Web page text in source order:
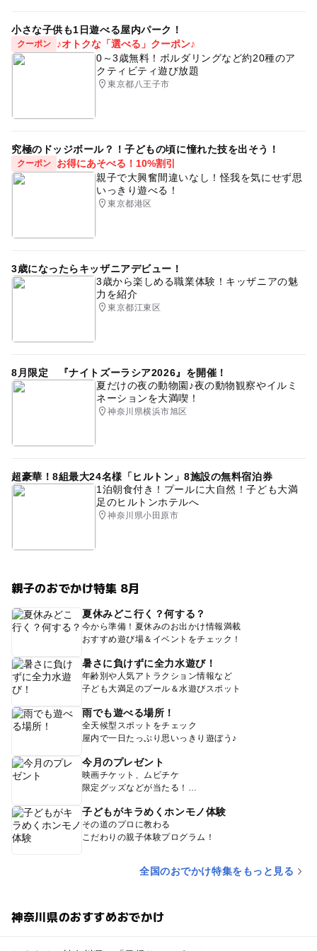
小さな子供も1日遊べる屋内パーク！
クーポン
♪オトクな「選べる」クーポン♪
0～3歳無料！ボルダリングなど約20種のア
クティビティ遊び放題
東京都八王子市
究極のドッジボール？！子どもの頃に憧れた技を出そう！
クーポン
お得にあそべる！10%割引
親子で大興奮間違いなし！怪我を気にせず思
いっきり遊べる！
東京都港区
3歳になったらキッザニアデビュー！
3歳から楽しめる職業体験！キッザニアの魅
力を紹介
東京都江東区
8月限定 『ナイトズーラシア2026』を開催！
夏だけの夜の動物園♪夜の動物観察やイルミ
ネーションを大満喫！
神奈川県横浜市旭区
超豪華！8組最大24名様「ヒルトン」8施設の無料宿泊券
1泊朝食付き！プールに大自然！子ども大満
足のヒルトンホテルへ
神奈川県小田原市
親子のおでかけ特集 8月
夏休みどこ行く？何する？
今から準備！夏休みのお出かけ情報満載
おすすめ遊び場＆イベントをチェック！
暑さに負けずに全力水遊び！
年齢別や人気アトラクション情報など
子ども大満足のプール＆水遊びスポット
雨でも遊べる場所！
全天候型スポットをチェック
屋内で一日たっぷり思いっきり遊ぼう♪
今月のプレゼント
映画チケット、ムビチケ
限定グッズなどが当たる！
子どもがキラめくホンモノ体験
その道のプロに教わる
こだわりの親子体験プログラム！
全国のおでかけ特集をもっと見る
神奈川県のおすすめおでかけ